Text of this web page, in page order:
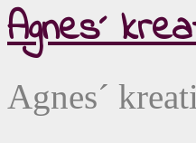
Agnes´
Agnes´